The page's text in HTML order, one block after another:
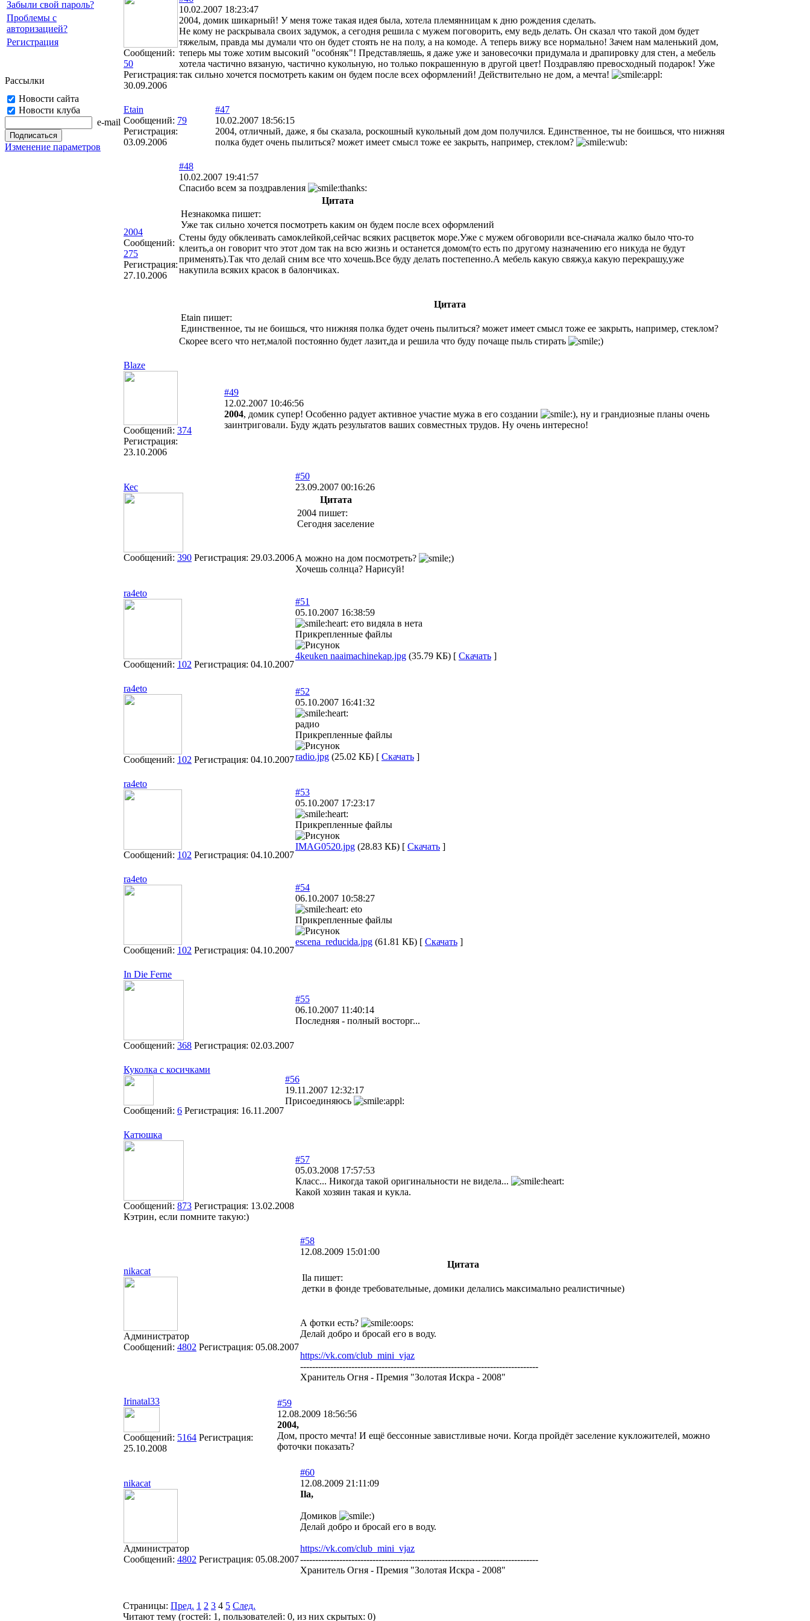
Забыли свой пароль?
Проблемы с
авторизацией?
Регистрация
Рассылки
Новости сайта
Новости клуба
e-mail
Изменение параметров
Сообщений:
50
Регистрация:
30.09.2006
10.02.2007 18:23:47
2004, домик шикарный! У меня тоже такая идея была, хотела племянницам к дню рождения сделать.
Не кому не раскрывала своих задумок, а сегодня решила с мужем поговорить, ему ведь делать. Он сказал что такой дом будет
тяжелым, правда мы думали что он будет стоять не на полу, а на комоде. А теперь вижу все нормально! Зачем нам маленький дом,
теперь мы тоже хотим высокий "особняк"! Представляешь, я даже уже и зановесочки придумала и драпировку для стен, а мебель
хотела частично вязаную, частично кукольную, но только покрашенную в другой цвет! Поздравляю превосходный подарок! Уже
так сильно хочется посмотреть каким он будем после всех оформлений! Действительно не дом, а мечта!
Etain
Сообщений: 79
Регистрация:
03.09.2006
#47
10.02.2007 18:56:15
2004, отличный, даже, я бы сказала, роскошный кукольный дом дом получился. Единственное, ты не боишься, что нижняя
полка будет очень пылиться? может имеет смысл тоже ее закрыть, например, стеклом?
2004
Сообщений:
275
Регистрация:
27.10.2006
#48
10.02.2007 19:41:57
Спасибо всем за поздравления
Цитата
Незнакомка пишет:
Уже так сильно хочется посмотреть каким он будем после всех оформлений
Стены буду обклеивать самоклейкой,сейчас всяких расцветок море.Уже с мужем обговорили все-сначала жалко было что-то
клеить,а он говорит что этот дом так на всю жизнь и останется домом(то есть по другому назначению его никуда не будут
применять).Так что делай сним все что хочешь.Все буду делать постепенно.А мебель какую свяжу,а какую перекрашу,уже
накупила всяких красок в балончиках.
Цитата
Etain пишет:
Единственное, ты не боишься, что нижняя полка будет очень пылиться? может имеет смысл тоже ее закрыть, например, стеклом?
Cкорее всего что нет,малой постоянно будет лазит,да и решила что буду почаще пыль стирать
Blaze
Сообщений: 374
Регистрация:
23.10.2006
#49
12.02.2007 10:46:56
2004, домик супер! Особенно радует активное участие мужа в его создании
, ну и грандиозные планы очень
заинтриговали. Буду ждать результатов ваших совместных трудов. Ну очень интересно!
Кес
Сообщений: 390 Регистрация: 29.03.2006
#50
23.09.2007 00:16:26
Цитата
2004 пишет:
Сегодня заселение
А можно на дом посмотреть?
Хочешь солнца? Нарисуй!
ra4eto
Сообщений: 102 Регистрация: 04.10.2007
#51
05.10.2007 16:38:59
ето видяла в нета
Прикрепленные файлы
4keuken naaimachinekap.jpg (35.79 КБ) [ Скачать ]
ra4eto
Сообщений: 102 Регистрация: 04.10.2007
#52
05.10.2007 16:41:32
радио
Прикрепленные файлы
radio.jpg (25.02 КБ) [ Скачать ]
ra4eto
Сообщений: 102 Регистрация: 04.10.2007
#53
05.10.2007 17:23:17
Прикрепленные файлы
IMAG0520.jpg (28.83 КБ) [ Скачать ]
ra4eto
Сообщений: 102 Регистрация: 04.10.2007
#54
06.10.2007 10:58:27
eto
Прикрепленные файлы
escena_reducida.jpg (61.81 КБ) [ Скачать ]
In Die Ferne
Сообщений: 368 Регистрация: 02.03.2007
#55
06.10.2007 11:40:14
Последняя - полный восторг...
Куколка с косичками
Сообщений: 6 Регистрация: 16.11.2007
#56
19.11.2007 12:32:17
Присоединяюсь
Катюшка
Сообщений: 873 Регистрация: 13.02.2008
Кэтрин, если помните такую:)
#57
05.03.2008 17:57:53
Класс... Никогда такой оригинальности не видела...
Какой хозяин такая и кукла.
nikacat
Администратор
Сообщений: 4802 Регистрация: 05.08.2007
#58
12.08.2009 15:01:00
Цитата
Ila пишет:
детки в фонде требовательные, домики делались максимально реалистичные)
А фотки есть?
Делай добро и бросай его в воду.
https://vk.com/club_mini_vjaz
-------------------------------------------------------------------------------
Хранитель Огня - Премия "Золотая Искра - 2008"
Irinatal33
Сообщений: 5164 Регистрация:
25.10.2008
#59
12.08.2009 18:56:56
2004,
Дом, просто мечта! И ещё бессонные завистливые ночи. Когда пройдёт заселение кукложителей, можно
фоточки показать?
nikacat
Администратор
Сообщений: 4802 Регистрация: 05.08.2007
#60
12.08.2009 21:11:09
Ila,
Домиков
Делай добро и бросай его в воду.
https://vk.com/club_mini_vjaz
-------------------------------------------------------------------------------
Хранитель Огня - Премия "Золотая Искра - 2008"
Страницы: Пред. 1 2 3 4 5 След.
Читают тему (гостей: 1 , пользователей: 0, из них скрытых: 0)